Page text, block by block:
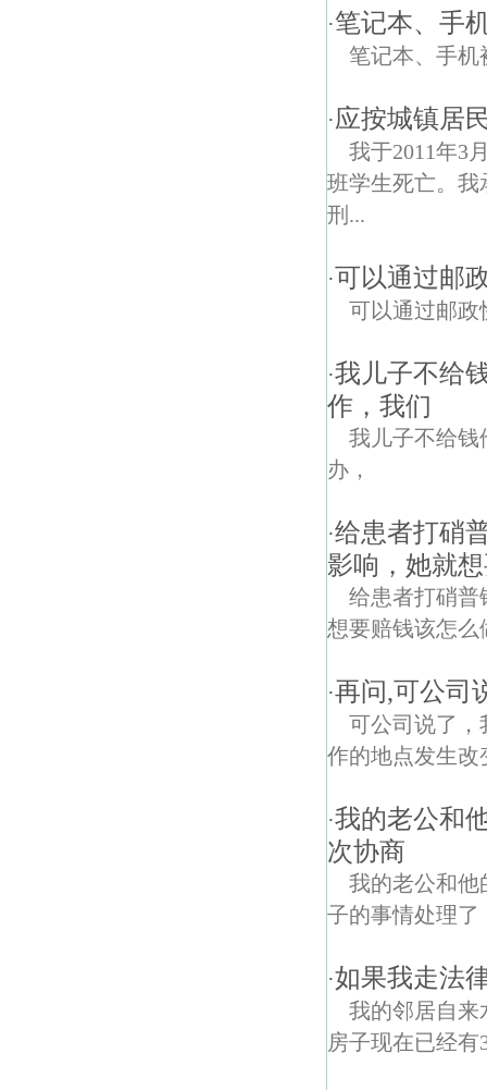
·笔记本、手
笔记本、手机
·应按城镇居
我于2011年3
班学生死亡。我
刑...
·可以通过邮
可以通过邮政
·我儿子不给
作，我们
我儿子不给钱
办，
·给患者打硝
影响，她就
给患者打硝普
想要赔钱该怎么
·再问,可公司
可公司说了，
作的地点发生改
·我的老公和
次协商
我的老公和他
子的事情处理了
·如果我走法
我的邻居自来
房子现在已经